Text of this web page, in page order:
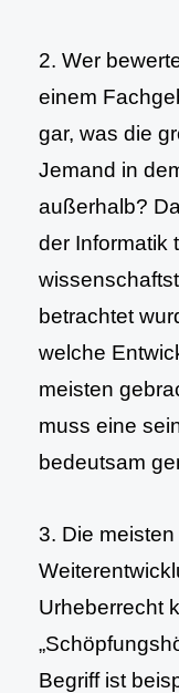
2. Wer
einem
gar, was die
Jemand in
außerhalb?
der Informatik
betrachtet
welche
meisten
muss eine
bedeutsam
3. Die meisten
Urheberrecht
Begriff ist